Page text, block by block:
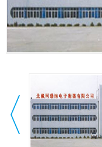
况应该及时进行修理。
因(1)由于锈蚀所...
电子汽车衡的检定
的规定，电子汽车衡
有：（1）通用技术要
（2）零点检查。（3
（4）除皮...